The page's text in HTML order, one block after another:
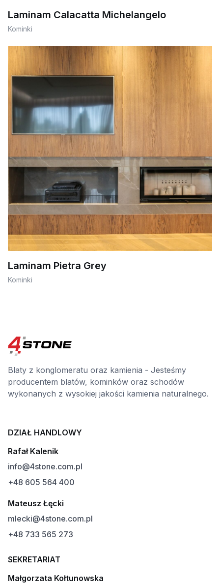
Laminam Calacatta Michelangelo
Kominki
Laminam Pietra Grey
Kominki
Blaty z konglomeratu oraz kamienia - Jesteśmy
producentem blatów, kominków oraz schodów
wykonanych z wysokiej jakości kamienia naturalnego.
DZIAŁ HANDLOWY
Rafał Kalenik
info@4stone.com.pl
+48 605 564 400
Mateusz Łęcki
mlecki@4stone.com.pl
+48 733 565 273
SEKRETARIAT
Małgorzata Kołtunowska